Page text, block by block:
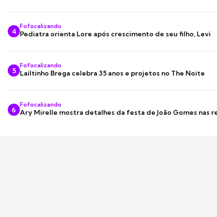
4
Fofocalizando
Pediatra orienta Lore após crescimento de seu filho, Levi
5
Fofocalizando
Lailtinho Brega celebra 35 anos e projetos no The Noite
6
Fofocalizando
Ary Mirelle mostra detalhes da festa de João Gomes nas